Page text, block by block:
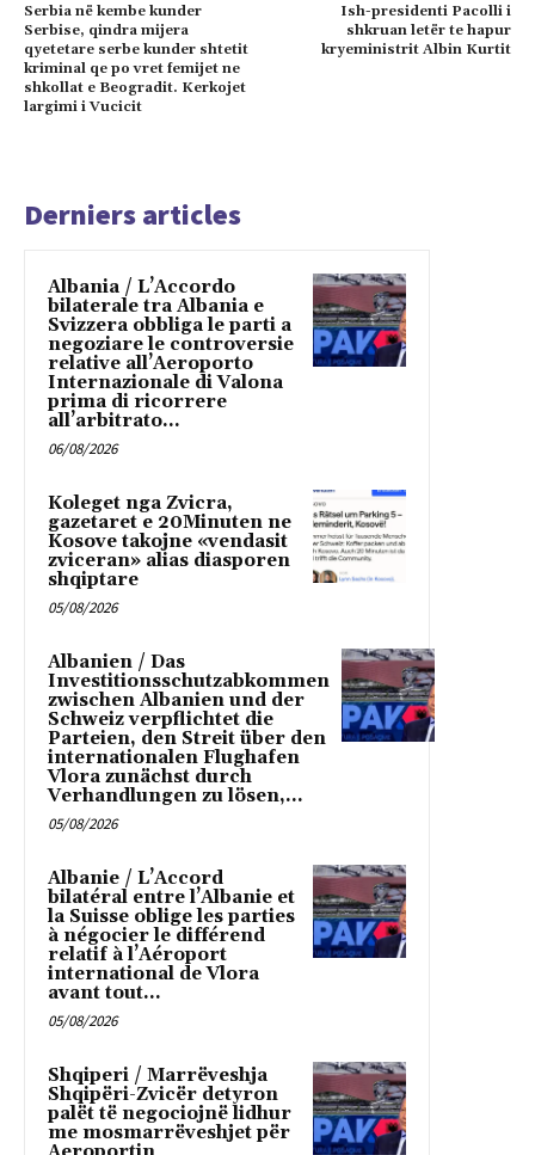
Serbia në kembe kunder
Serbise, qindra mijera
qyetetare serbe kunder shtetit
kriminal qe po vret femijet ne
shkollat e Beogradit. Kerkojet
largimi i Vucicit
Ish-presidenti Pacolli i
shkruan letër te hapur
kryeministrit Albin Kurtit
Derniers articles
Albania / L’Accordo
bilaterale tra Albania e
Svizzera obbliga le parti a
negoziare le controversie
relative all’Aeroporto
Internazionale di Valona
prima di ricorrere
all’arbitrato...
06/08/2026
Koleget nga Zvicra,
gazetaret e 20Minuten ne
Kosove takojne «vendasit
zviceran» alias diasporen
shqiptare
05/08/2026
Albanien / Das
Investitionsschutzabkommen
zwischen Albanien und der
Schweiz verpflichtet die
Parteien, den Streit über den
internationalen Flughafen
Vlora zunächst durch
Verhandlungen zu lösen,...
05/08/2026
Albanie / L’Accord
bilatéral entre l’Albanie et
la Suisse oblige les parties
à négocier le différend
relatif à l’Aéroport
international de Vlora
avant tout...
05/08/2026
Shqiperi / Marrëveshja
Shqipëri-Zvicër detyron
palët të negociojnë lidhur
me mosmarrëveshjet për